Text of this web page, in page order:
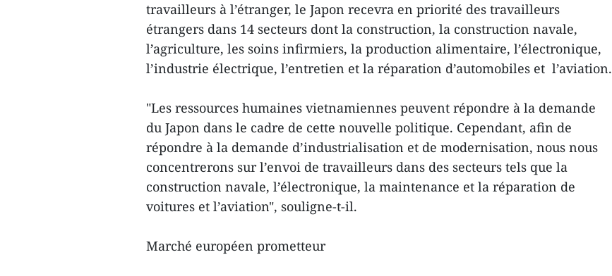
travailleurs à l’étranger, le Japon recevra en priorité des travailleurs
étrangers dans 14 secteurs dont la construction, la construction navale,
l’agriculture, les soins infirmiers, la production alimentaire, l’électronique,
l’industrie électrique, l’entretien et la réparation d’automobiles et l’aviation.
"Les ressources humaines vietnamiennes peuvent répondre à la demande
du Japon dans le cadre de cette nouvelle politique. Cependant, afin de
répondre à la demande d’industrialisation et de modernisation, nous nous
concentrerons sur l’envoi de travailleurs dans des secteurs tels que la
construction navale, l’électronique, la maintenance et la réparation de
voitures et l’aviation", souligne-t-il.
Marché européen prometteur